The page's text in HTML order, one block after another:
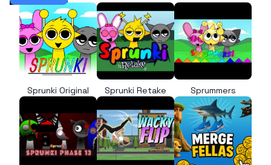
Sprunki Original Sprunki Retake Sprummers